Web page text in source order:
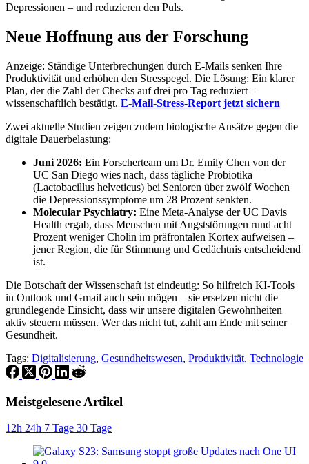
Depressionen – und reduzieren den Puls.
Neue Hoffnung aus der Forschung
Anzeige: Ständige Unterbrechungen durch E-Mails senken Ihre
Produktivität und erhöhen den Stresspegel. Die Lösung: Ein klarer
Plan, der die Zahl der Checks auf drei pro Tag reduziert –
wissenschaftlich bestätigt. E-Mail-Stress-Report jetzt sichern
Zwei aktuelle Studien zeigen zudem biologische Ansätze gegen die
digitale Dauerbelastung:
Juni 2026: Ein Forscherteam um Dr. Emily Chen von der
UC San Diego wies nach, dass tägliche Probiotika
(Lactobacillus helveticus) bei Senioren über zwölf Wochen
die Depressionssymptome um 28 Prozent senkten.
Molecular Psychiatry: Eine Meta-Analyse der UC Davis
Health ergab, dass Menschen mit Angststörungen rund acht
Prozent weniger Cholin im präfrontalen Kortex aufweisen –
jener Region, die für Stimmung und Gedächtnis entscheidend
ist.
Die Botschaft der Wissenschaft ist eindeutig: So hilfreich KI-Tools
in Outlook und Gmail auch sein mögen – sie ersetzen nicht die
grundlegende Einsicht, dass wir unsere digitalen Gewohnheiten
aktiv steuern müssen. Wer das nicht tut, zahlt am Ende mit seiner
Gesundheit.
Tags: Digitalisierung, Gesundheitswesen, Produktivität, Technologie
Meistgelesene Artikel
12h 24h 7 Tage 30 Tage